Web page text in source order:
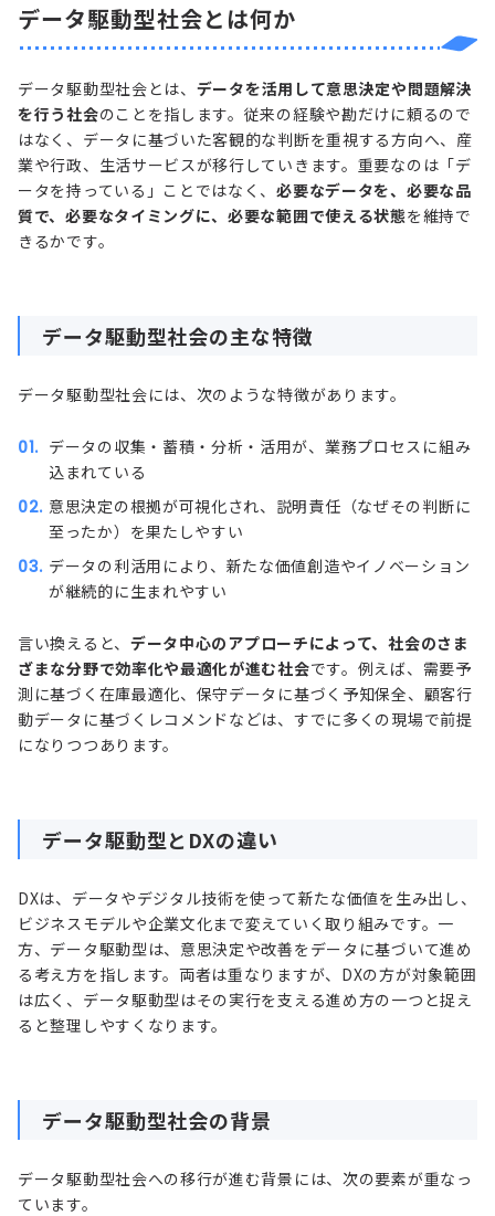
データ駆動型社会とは何か
データ駆動型社会とは、 データを活用して意思決定や問題解決
を行う社会のことを指します。従来の経験や勘だけに頼るので
はなく、データに基づいた客観的な判断を重視する方向へ、産
業や行政、生活サービスが移行していきます。重要なのは「デ
ータを持っている」ことではなく、必要なデータを、必要な品
質で、必要なタイミングに、必要な範囲で使える状態を維持で
きるかです。
データ駆動型社会の主な特徴
データ駆動型社会には、次のような特徴があります。
データの収集・蓄積・分析・活用が、業務プロセスに組み
込まれている
意思決定の根拠が可視化され、説明責任（なぜその判断に
至ったか）を果たしやすい
データの利活用により、新たな価値創造やイノベーション
が継続的に生まれやすい
言い換えると、 データ中心のアプローチによって、社会のさま
ざまな分野で効率化や最適化が進む社会です。例えば、需要予
測に基づく在庫最適化、保守データに基づく予知保全、顧客行
動データに基づくレコメンドなどは、すでに多くの現場で前提
になりつつあります。
データ駆動型とDXの違い
DXは、データやデジタル技術を使って新たな価値を生み出し、
ビジネスモデルや企業文化まで変えていく取り組みです。一
方、データ駆動型は、意思決定や改善をデータに基づいて進め
る考え方を指します。両者は重なりますが、DXの方が対象範囲
は広く、データ駆動型はその実行を支える進め方の一つと捉え
ると整理しやすくなります。
データ駆動型社会の背景
データ駆動型社会への移行が進む背景には、次の要素が重なっ
ています。